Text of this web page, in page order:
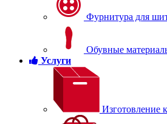
Фурнитура для
Обувные
Услуги
Изготовление